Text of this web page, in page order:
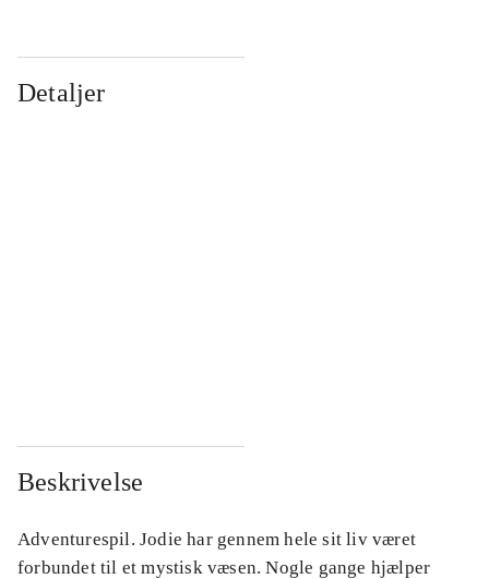
Detaljer
Beskrivelse
Adventurespil. Jodie har gennem hele sit liv været
forbundet til et mystisk væsen. Nogle gange hjælper